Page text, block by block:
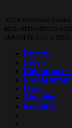
JCB je obchodná
účely pri identifikácií
AKROM SK s.r.o. ©
Domov
Servis
Náhradné
Predaj
O nás
Aktuality
Kontakty